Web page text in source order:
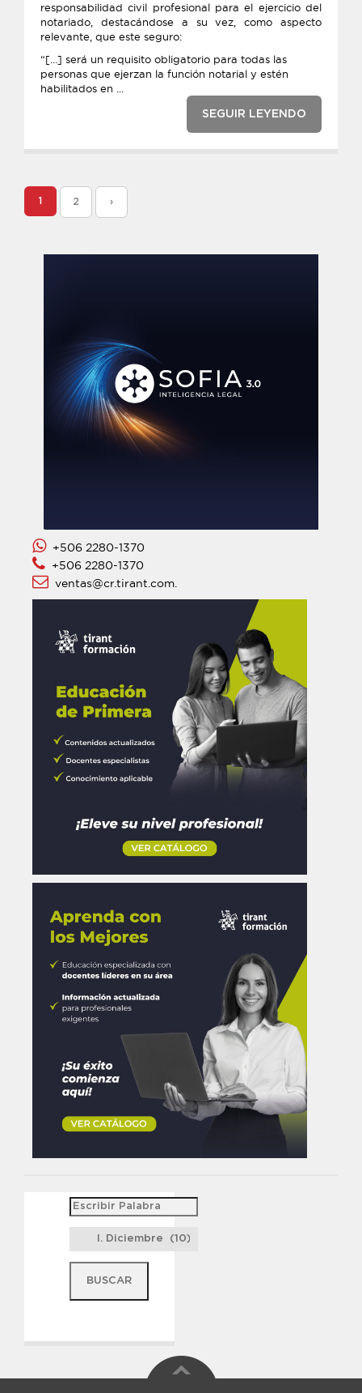
responsabilidad civil profesional para el ejercicio del
notariado, destacándose a su vez, como aspecto
relevante, que este seguro:
“[…] será un requisito obligatorio para todas las
personas que ejerzan la función notarial y estén
habilitados en ...
SEGUIR LEYENDO
1 2 ›
+506 2280-1370
+506 2280-1370
ventas@cr.tirant.com.